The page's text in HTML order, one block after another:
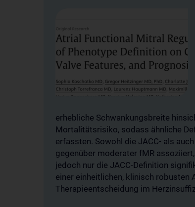
erhebliche Schwankungsbreite
Mortalitätsrisiko, sodass ähnliche
erfassten. Sowohl die JACC- als
gegenüber moderater fMR
jedoch nur die JACC-Definition
einer einheitlichen, klinisch robusten
Therapieentscheidung im